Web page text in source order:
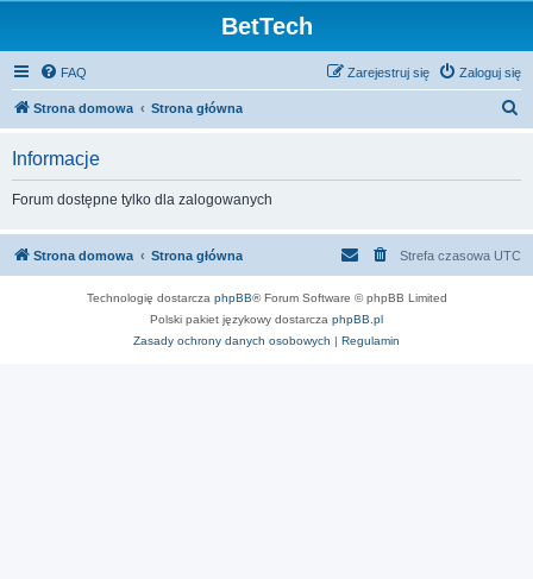
BetTech
FAQ Zaloguj się
Zarejestruj się
Strona domowa Strona główna
Informacje
Forum dostępne tylko dla zalogowanych
Strona domowa Strona główna Strefa czasowa UTC
Technologię dostarcza phpBB® Forum Software © phpBB Limited
Polski pakiet językowy dostarcza phpBB.pl
Zasady ochrony danych osobowych | Regulamin